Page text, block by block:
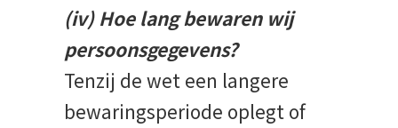
(iv) Hoe lang bewaren wij
persoonsgegevens?
Tenzij de wet een langere
bewaringsperiode oplegt of